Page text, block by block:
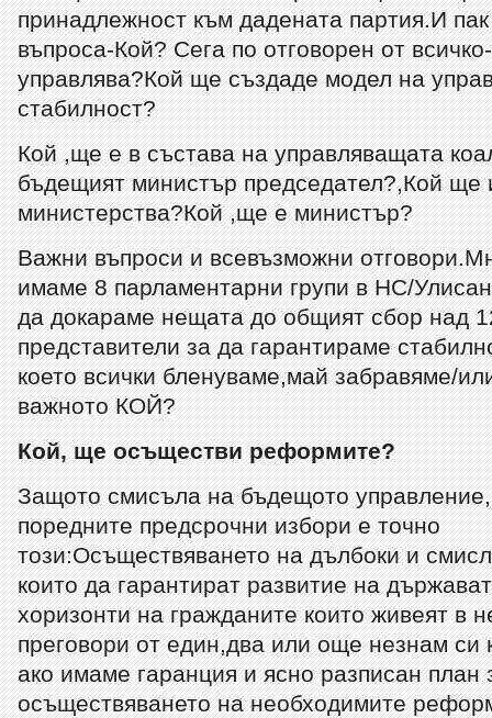
принадлежност към дадената партия.И
въпроса-Кой? Сега по отговорен от
управлява?Кой ще създаде модел на
стабилност?
Кой ,ще е в състава на управляващата
бъдещият министър председател?,Кой ще
министерства?Кой ,ще е министър?
Важни въпроси и всевъзможни
имаме 8 парламентарни групи в НС/
да докараме нещата до общият сбор над
представители за да гарантираме
което всички бленуваме,май забравяме/
важното КОЙ?
Кой, ще осъществи реформите?
Защото смисъла на бъдещото
поредните предсрочни избори е точно
този:Осъществяването на дълбоки и
които да гарантират развитие на
хоризонти на гражданите които живеят в
преговори от един,два или още незнам си
ако имаме гаранция и ясно разписан план
осъществяването на необходимите